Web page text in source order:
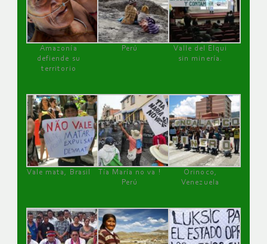
Amazonía
defiende su
territorio
Perú
Valle del Elqui
sin minería.
Vale mata, Brasil
Tía María no va !
Perú
Orinoco,
Venezuela